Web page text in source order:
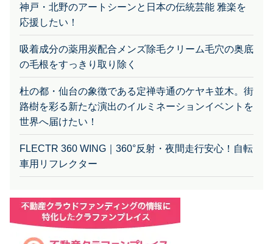
神戸・北野のアートシーンと日本の伝統芸能 雅楽を
応援したい！
吸着成分の薬用炭配合メンズ除毛クリーム毛穴の奥底
の毛根をすっきり取り除く
杜の都・仙台の象徴である定禅寺通のケヤキ並木。街
路樹を彩る新たな演出のイルミネーションイベントを
世界へ届けたい！
FLECTR 360 WING｜360°反射・夜間走行安心！自転
車用リフレクター